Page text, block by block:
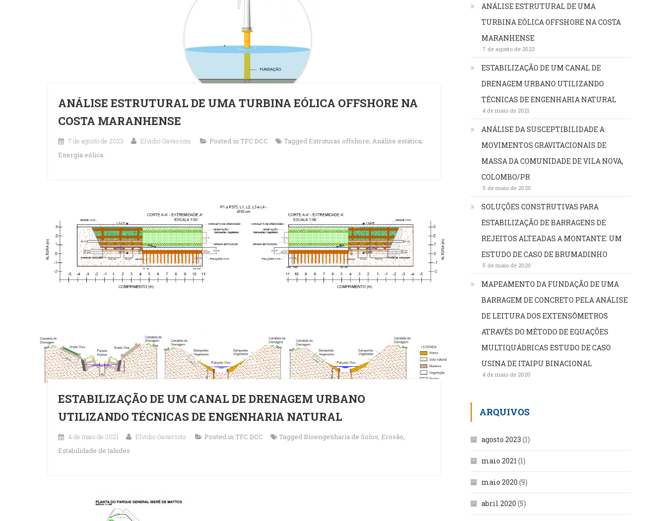
ANÁLISE ESTRUTURAL DE UMA TURBINA EÓLICA OFFSHORE NA
COSTA MARANHENSE
7 de agosto de 2023 Elvidio Gavassoni Posted in TFC DCC Tagged Estruturas offshore; Análise estática;
Energia eólica.
ESTABILIZAÇÃO DE UM CANAL DE DRENAGEM URBANO
UTILIZANDO TÉCNICAS DE ENGENHARIA NATURAL
4 de maio de 2021 Elvidio Gavassoni Posted in TFC DCC Tagged Bioengenharia de Solos, Erosão,
Estabilidade de taludes
ANÁLISE ESTRUTURAL DE UMA
TURBINA EÓLICA OFFSHORE NA COSTA
MARANHENSE
7 de agosto de 2023
ESTABILIZAÇÃO DE UM CANAL DE
DRENAGEM URBANO UTILIZANDO
TÉCNICAS DE ENGENHARIA NATURAL
4 de maio de 2021
ANÁLISE DA SUSCEPTIBILIDADE A
MOVIMENTOS GRAVITACIONAIS DE
MASSA DA COMUNIDADE DE VILA NOVA,
COLOMBO/PR
5 de maio de 2020
SOLUÇÕES CONSTRUTIVAS PARA
ESTABILIZAÇÃO DE BARRAGENS DE
REJEITOS ALTEADAS A MONTANTE: UM
ESTUDO DE CASO DE BRUMADINHO
5 de maio de 2020
MAPEAMENTO DA FUNDAÇÃO DE UMA
BARRAGEM DE CONCRETO PELA ANÁLISE
DE LEITURA DOS EXTENSÔMETROS
ATRAVÉS DO MÉTODO DE EQUAÇÕES
MULTIQUÁDRICAS ESTUDO DE CASO
USINA DE ITAIPU BINACIONAL
4 de maio de 2020
ARQUIVOS
agosto 2023 (1)
maio 2021 (1)
maio 2020 (9)
abril 2020 (5)